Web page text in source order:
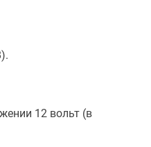
12 вольт (в